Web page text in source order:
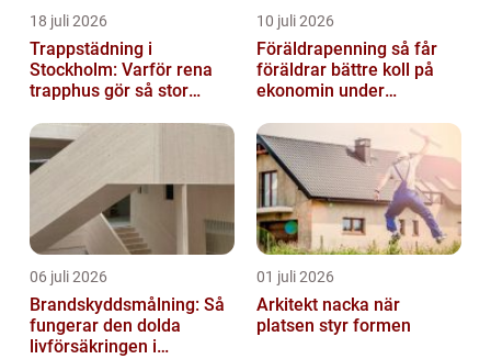
18 juli 2026
Trappstädning i
Stockholm: Varför rena
trapphus gör så stor
10 juli 2026
Föräldrapenning så får
föräldrar bättre koll på
ekonomin under
06 juli 2026
Brandskyddsmålning: Så
fungerar den dolda
livförsäkringen i
01 juli 2026
Arkitekt nacka när
platsen styr formen